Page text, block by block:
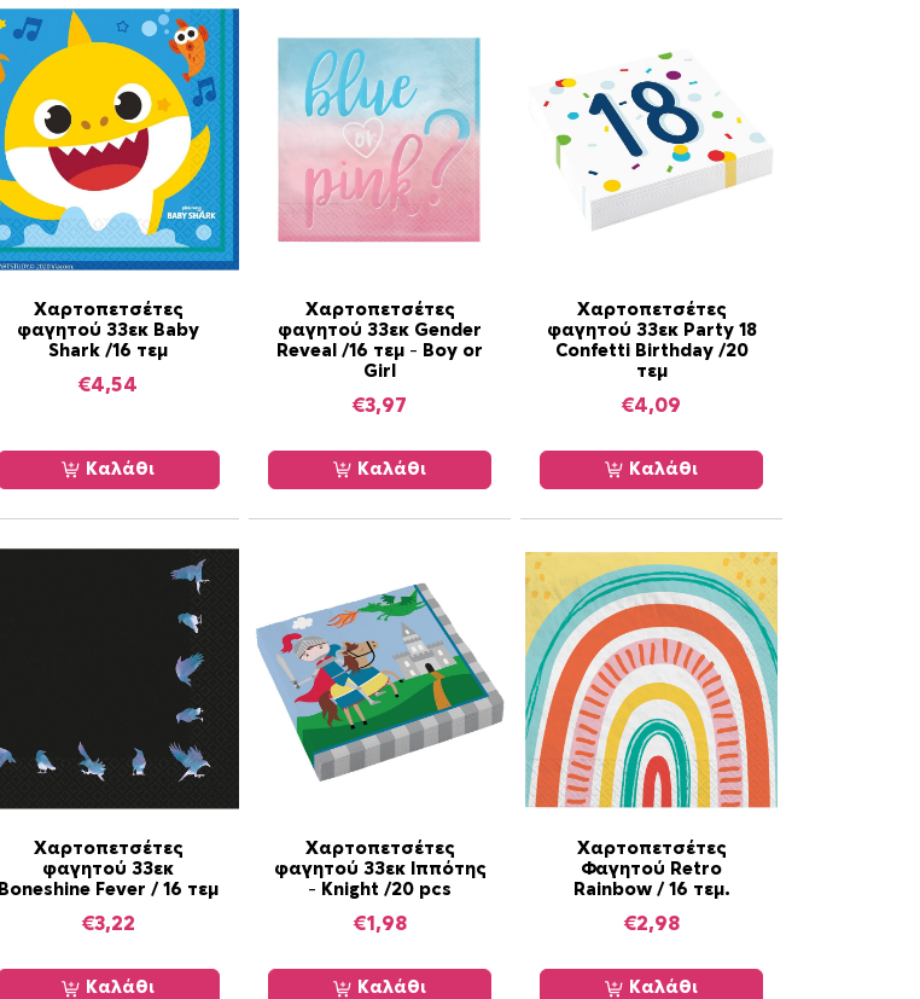
ύ
Ρ
ο
ζ
/
0
ε
μ
ο
σ
ό
τ
Χαρτοπετσέτες
φαγητού 33εκ Baby
Shark /16 τεμ
€4,54
Καλάθι
Χαρτοπετσέτες
φαγητού 33εκ Gender
Reveal /16 τεμ – Boy or
Girl
€3,97
Καλάθι
Χαρτοπετσέτες
φαγητού 33εκ Party 18
Confetti Birthday /20
τεμ
€4,09
Καλάθι
Χαρτοπετσέτες
φαγητού 33εκ
Boneshine Fever / 16 τεμ
€3,22
Καλάθι
Χαρτοπετσέτες
φαγητού 33εκ Ιππότης
– Knight /20 pcs
€1,98
Καλάθι
Χαρτοπετσέτες
Φαγητού Retro
Rainbow / 16 τεμ.
€2,98
Καλάθι